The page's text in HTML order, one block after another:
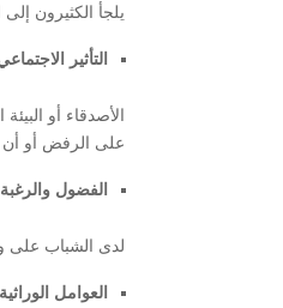
يلجأ الكثيرون
التأثير
الأصدقاء أو
على الرفض أو
الفضول
لدى الشباب على
العوامل الوراثية